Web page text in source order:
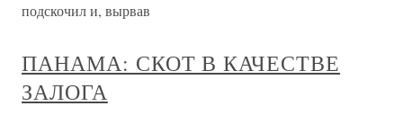
подскочил и, вырвав
ПАНАМА: СКОТ В КАЧЕСТВЕ
ЗАЛОГА